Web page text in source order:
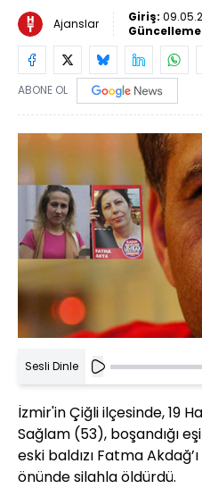
Ajanslar Giriş:
ABONE OL
Sesli Dinle
İzmir'in Çiğli ilçesinde, 19
Sağlam (53), boşandığı
eski baldızı Fatma
önünde silahla öldürdü.